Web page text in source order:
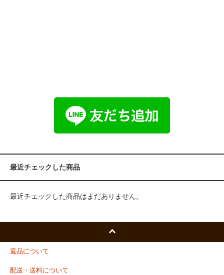
最近チェックした商品
最近チェックした商品はまだありません。
返品について
配送・送料について